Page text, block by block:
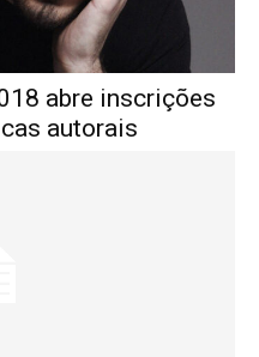
abre inscrições
autorais